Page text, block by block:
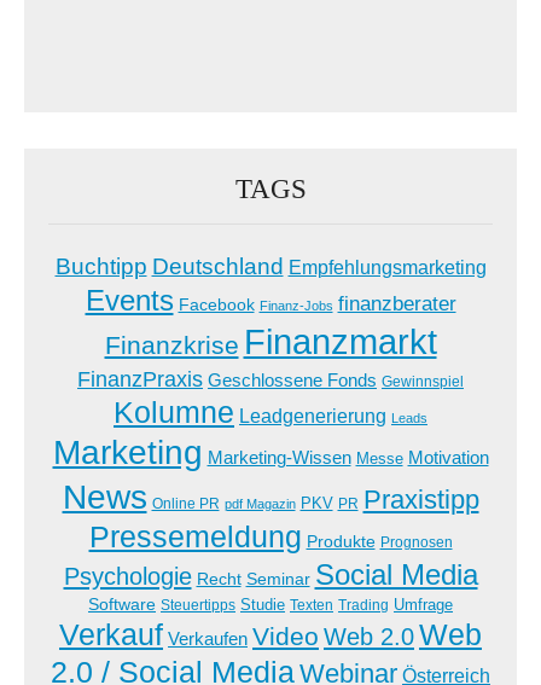
TAGS
Buchtipp Deutschland Empfehlungsmarketing
Events Facebook Finanz-Jobs finanzberater
Finanzkrise Finanzmarkt
FinanzPraxis Geschlossene Fonds Gewinnspiel
Kolumne Leadgenerierung Leads
Marketing Marketing-Wissen Messe Motivation
News Online PR pdf Magazin PKV PR Praxistipp
Pressemeldung Produkte Prognosen
Psychologie Recht Seminar Social Media
Software Steuertipps Studie Texten Trading Umfrage
Verkauf Verkaufen Video Web 2.0Web
2.0 / Social MediaWebinar Österreich